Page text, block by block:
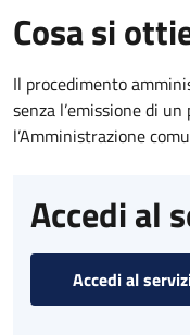
Cosa si
Il procedimento
senza l’emissione di
l’Amministrazione
Accedi al
Accedi al